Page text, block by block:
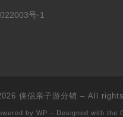
号-1
侠侣亲子游分销 – All
by WP – Designed with the